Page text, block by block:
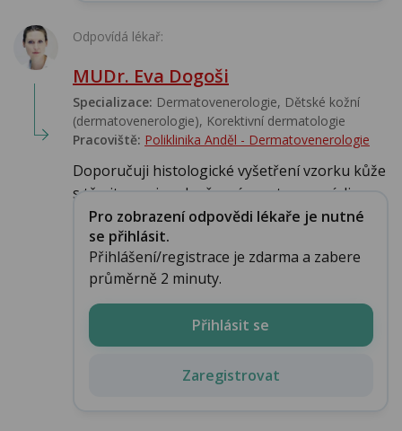
Odpovídá lékař:
MUDr. Eva Dogoši
Specializace: Dermatovenerologie, Dětské kožní
(dermatovenerologie), Korektivní dermatologie
Pracoviště: Poliklinika Anděl - Dermatovenerologie
Doporučuji histologické vyšetření vzorku kůže
s těmito projevy k přesnému stanovení diagn...
Pro zobrazení odpovědi lékaře je nutné
se přihlásit.
Přihlášení/registrace je zdarma a zabere
průměrně 2 minuty.
Přihlásit se
Zaregistrovat